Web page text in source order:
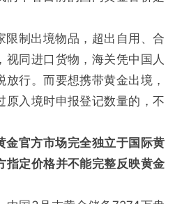
限制出境物品，超出自用、合
视同进口货物，海关凭中国人
行。而要想携带黄金出境，
原入境时申报登记数量的，不
金官方市场完全独立于国际黄
指定价格并不能完整反映黄金